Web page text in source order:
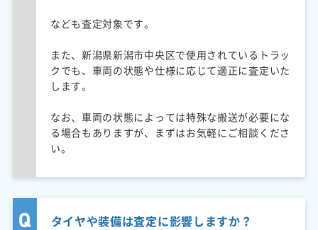
なども査定対象です。
また、新潟県新潟市中央区で使用されているトラッ
クでも、車両の状態や仕様に応じて適正に査定いた
します。
なお、車両の状態によっては特殊な搬送が必要にな
る場合もありますが、まずはお気軽にご相談くださ
い。
タイヤや装備は査定に影響しますか？